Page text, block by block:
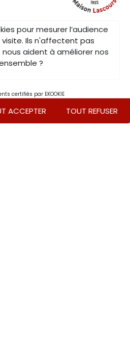
d’offre personnalisée,
en ligne
, par e-mail à
ou par téléphone au05 61 82 80 78
de confidentialité
pour mesurer l’audience
Ils n'affectent pas
aident à améliorer nos
?
certifiés par EKOOKIE
ACCEPTER TOUT REFUSER